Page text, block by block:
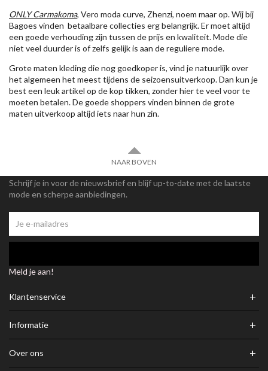
ONLY Carmakoma, Vero moda curve, Zhenzi, noem maar op. Wij bij
Bagoes vinden betaalbare collecties erg belangrijk. Er moet altijd
een goede verhouding zijn tussen de prijs en kwaliteit. Mode die
niet veel duurder is of zelfs gelijk is aan de reguliere mode.
Grote maten kleding die nog goedkoper is, vind je natuurlijk over
het algemeen het meest tijdens de seizoensuitverkoop. Dan kun je
best een leuk artikel op de kop tikken, zonder hier te veel voor te
moeten betalen. De goede shoppers vinden binnen de grote
maten uitverkoop altijd iets naar hun zin.
NAAR BOVEN
Schrijf je in voor de nieuwsbrief en blijf up-to-date met de laatste
mode en scherpe aanbiedingen.
Meld je aan!
Klantenservice +
Informatie +
Over ons +